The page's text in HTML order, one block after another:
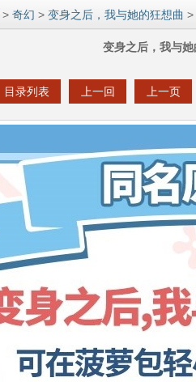
>奇幻 >变身之后，我与她的狂想曲 >
变身之后，我与
目录列表 上一回 上一页